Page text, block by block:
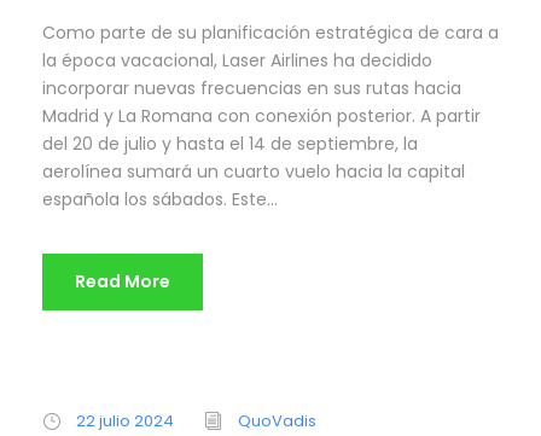
Como parte de su planificación estratégica de cara a
la época vacacional, Laser Airlines ha decidido
incorporar nuevas frecuencias en sus rutas hacia
Madrid y La Romana con conexión posterior. A partir
del 20 de julio y hasta el 14 de septiembre, la
aerolínea sumará un cuarto vuelo hacia la capital
española los sábados. Este...
Read More
22 julio 2024
QuoVadis